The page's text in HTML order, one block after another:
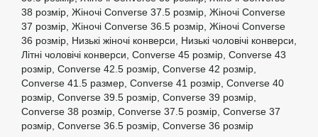
38 розмір, Жіночі Converse 37.5 розмір, Жіночі Converse
37 розмір, Жіночі Converse 36.5 розмір, Жіночі Converse
36 розмір, Низькі жіночі конверси, Низькі чоловічі конверси,
Літні чоловічі конверси, Converse 45 розмір, Converse 43
розмір, Converse 42.5 розмір, Converse 42 розмір,
Converse 41.5 размер, Converse 41 розмір, Converse 40
розмір, Converse 39.5 розмір, Converse 39 розмір,
Converse 38 розмір, Converse 37.5 розмір, Converse 37
розмір, Converse 36.5 розмір, Converse 36 розмір